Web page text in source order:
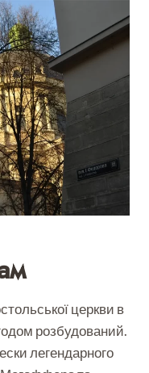
церкви в
розбудований.
легендарного